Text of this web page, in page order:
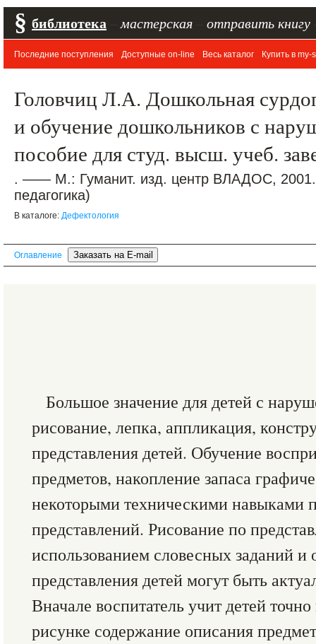
§ библиотека мастерская отправить книгу
Последние поступления Доступные on-line Весь каталог Купить в my-
Головчиц Л.А. Дошкольная
и обучение дошкольников с
пособие для студ. высш. учеб.
. —— М.: Гуманит. изд. центр ВЛАДОС,
педагогика)
В каталоге: Дефектология
Оглавление
Большое значение для детей с
рисование, лепка, аппликация,
представления детей. Обучение
предметов, накопление запаса
некоторыми техническими навыками
представлений. Рисование по
использованием словесных заданий
представления детей могут быть
Вначале воспитатель учит детей
рисунке содержание описания